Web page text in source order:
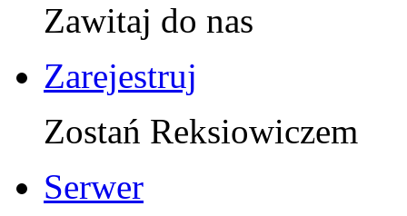
Zawitaj do nas
Zarejestruj
Zostań Reksiowiczem
Serwer